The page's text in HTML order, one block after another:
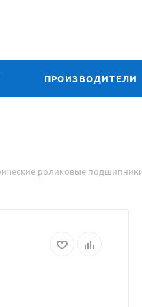
ПРОИЗВОДИТЕЛИ
роликовые